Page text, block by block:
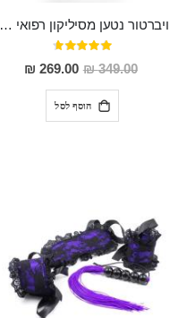
ויברטור נטען מסיליקון רפואי "Softs"
דירוג:
93%
349.00 ₪
מחיר
מבצע
269.00 ₪
הוסף לסל